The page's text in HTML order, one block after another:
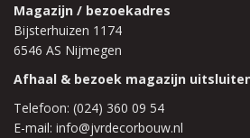
Magazijn / bezoekadres
Bijsterhuizen 1174
6546 AS Nijmegen
Afhaal & bezoek magazijn
Telefoon: (024) 360 09 54
E-mail: info@jvrdecorbouw.nl